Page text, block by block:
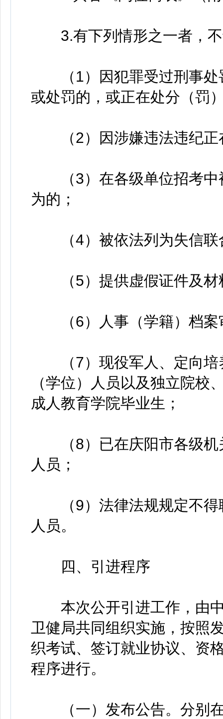
3.有下列情形之一者，不
（1）因犯罪受过刑事处
或处罚的，或正在处分（罚
（2）因涉嫌违法违纪正
（3）在各级单位招考中
为的；
（4）被依法列为失信联
（5）提供虚假证件及材
（6）人事（学籍）档案
（7）现役军人、定向培
（学位）人员以及独立院校
成人教育学院毕业生；
（8）已在庆阳市各级机
人员；
（9）法律法规规定不得
人员。
四、引进程序
本次公开引进工作，由中
卫健局共同组织实施，按照
织考试、签订就业协议、资
程序进行。
（一）发布公告。分别在